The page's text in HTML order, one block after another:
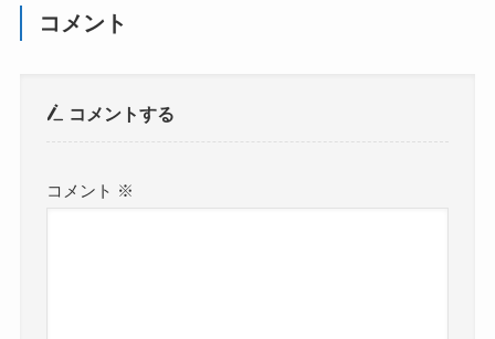
コメント
コメントする
コメント ※